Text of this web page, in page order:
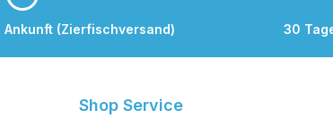
Ankunft (Zierfischversand) 30
Shop Service